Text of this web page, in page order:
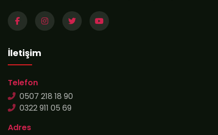
İletişim
Telefon
0507 218 18 90
0322 911 05 69
Adres